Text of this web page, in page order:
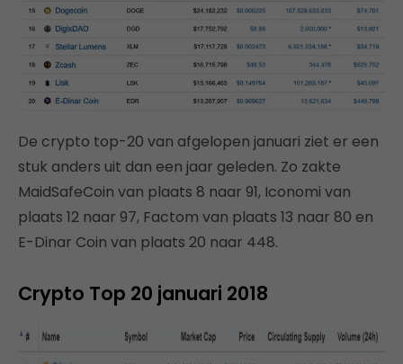
De crypto top-20 van afgelopen januari ziet er een
stuk anders uit dan een jaar geleden. Zo zakte
MaidSafeCoin van plaats 8 naar 91, Iconomi van
plaats 12 naar 97, Factom van plaats 13 naar 80 en
E-Dinar Coin van plaats 20 naar 448.
Crypto Top 20 januari 2018